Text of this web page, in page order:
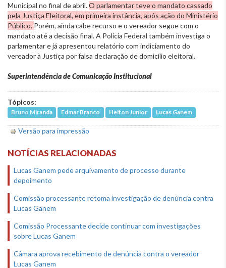
Municipal no final de abril.O parlamentar teve o mandato cassado
pela Justiça Eleitoral, em primeira instância, após ação do Ministério
Público. Porém, ainda cabe recurso e o vereador segue com o
mandato até a decisão final. A Polícia Federal também investiga o
parlamentar e já apresentou relatório com indiciamento do
vereador à Justiça por falsa declaração de domicílio eleitoral.
Superintendência de Comunicação Institucional
Tópicos:
Bruno Miranda Edmar Branco Helton Junior Lucas Ganem
Versão para impressão
NOTÍCIAS RELACIONADAS
Lucas Ganem pede arquivamento de processo durante
depoimento
Comissão processante retoma investigação de denúncia contra
Lucas Ganem
Comissão Processante decide continuar com investigações
sobre Lucas Ganem
Câmara aprova recebimento de denúncia contra o vereador
Lucas Ganem